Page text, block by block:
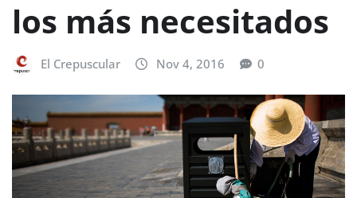
los más necesitados
El Crepuscular Nov 4, 2016 0